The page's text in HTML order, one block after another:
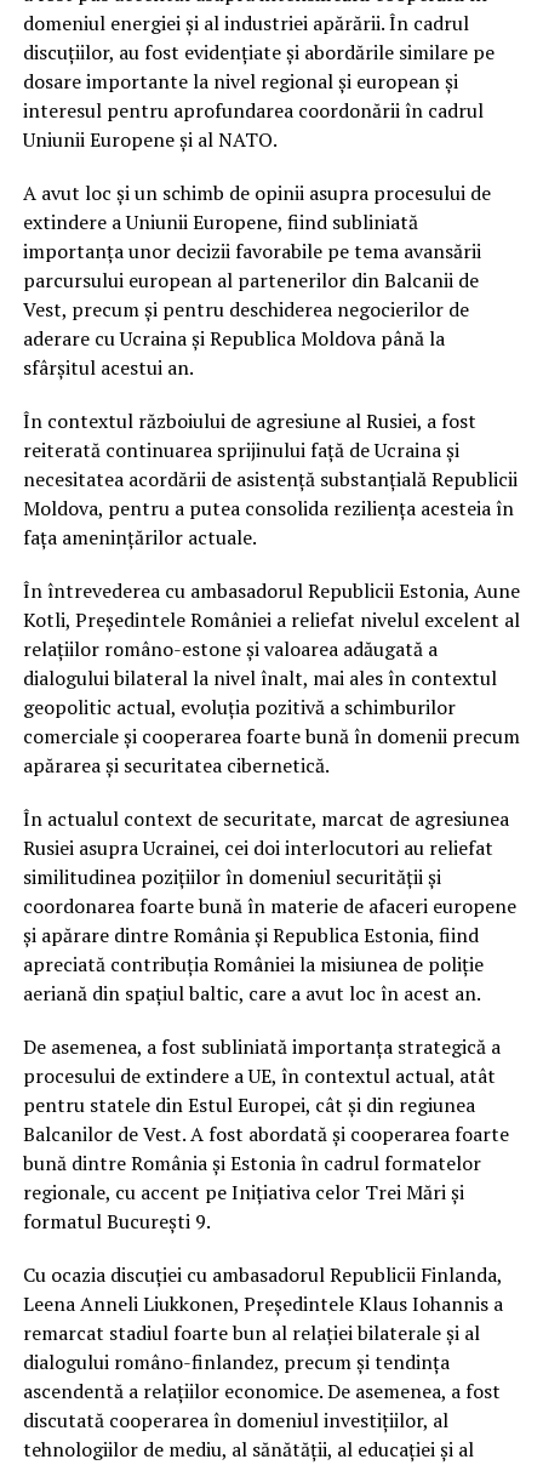
domeniul energiei și al industriei apărării. În cadrul
discuțiilor, au fost evidențiate și abordările similare pe
dosare importante la nivel regional și european și
interesul pentru aprofundarea coordonării în cadrul
Uniunii Europene și al NATO.
A avut loc și un schimb de opinii asupra procesului de
extindere a Uniunii Europene, fiind subliniată
importanța unor decizii favorabile pe tema avansării
parcursului european al partenerilor din Balcanii de
Vest, precum și pentru deschiderea negocierilor de
aderare cu Ucraina și Republica Moldova până la
sfârșitul acestui an.
În contextul războiului de agresiune al Rusiei, a fost
reiterată continuarea sprijinului față de Ucraina și
necesitatea acordării de asistență substanțială Republicii
Moldova, pentru a putea consolida reziliența acesteia în
fața amenințărilor actuale.
În întrevederea cu ambasadorul Republicii Estonia, Aune
Kotli, Președintele României a reliefat nivelul excelent al
relațiilor româno-estone și valoarea adăugată a
dialogului bilateral la nivel înalt, mai ales în contextul
geopolitic actual, evoluția pozitivă a schimburilor
comerciale și cooperarea foarte bună în domenii precum
apărarea și securitatea cibernetică.
În actualul context de securitate, marcat de agresiunea
Rusiei asupra Ucrainei, cei doi interlocutori au reliefat
similitudinea pozițiilor în domeniul securității și
coordonarea foarte bună în materie de afaceri europene
și apărare dintre România și Republica Estonia, fiind
apreciată contribuția României la misiunea de poliție
aeriană din spațiul baltic, care a avut loc în acest an.
De asemenea, a fost subliniată importanța strategică a
procesului de extindere a UE, în contextul actual, atât
pentru statele din Estul Europei, cât și din regiunea
Balcanilor de Vest. A fost abordată și cooperarea foarte
bună dintre România și Estonia în cadrul formatelor
regionale, cu accent pe Inițiativa celor Trei Mări și
formatul București 9.
Cu ocazia discuției cu ambasadorul Republicii Finlanda,
Leena Anneli Liukkonen, Președintele Klaus Iohannis a
remarcat stadiul foarte bun al relației bilaterale și al
dialogului româno-finlandez, precum și tendința
ascendentă a relațiilor economice. De asemenea, a fost
discutată cooperarea în domeniul investițiilor, al
tehnologiilor de mediu, al sănătății, al educației și al